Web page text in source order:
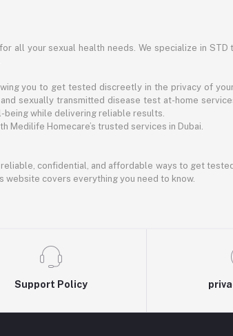
all your sexual health needs. We specialize in STD
you to get tested discreetly in the privacy of
sexually transmitted disease test at-home
being while delivering reliable results.
Medilife Homecare’s trusted services in Dubai.
confidential, and affordable ways to get
website covers everything you need to know.
Support Policy